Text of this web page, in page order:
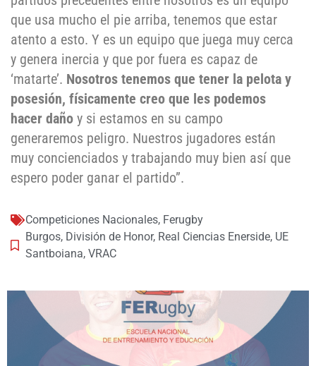
que usa mucho el pie arriba, tenemos que estar
atento a esto. Y es un equipo que juega muy cerca
y genera inercia y que por fuera es capaz de
‘matarte’. Nosotros tenemos que tener la pelota y
posesión, físicamente creo que les podemos
hacer daño y si estamos en su campo
generaremos peligro. Nuestros jugadores están
muy concienciados y trabajando muy bien así que
espero poder ganar el partido”.
Competiciones Nacionales, Ferugby
Burgos, División de Honor, Real Ciencias Enerside, UE
Santboiana, VRAC